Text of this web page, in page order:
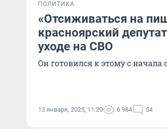
ПОЛИТИКА
«Отсиживаться на
красноярский
уходе на СВО
Он готовился к этому с начала
13 января, 2025, 11:20 6 984 54